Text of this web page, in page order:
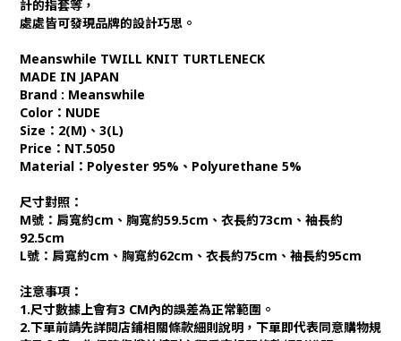
計的指套等，
處處皆可發現品牌的設計巧思。
Meanswhile TWILL KNIT TURTLENECK
MADE IN JAPAN
Brand : Meanswhile
Color：NUDE
Size：2(M)、3(L)
Price：NT.5050
Material：Polyester 95%、Polyurethane 5%
尺寸對照：
M號：肩寬約cm、胸寬約59.5cm、衣長約73cm、袖長約
92.5cm
L號：肩寬約cm、胸寬約62cm、衣長約75cm、袖長約95cm
注意事項：
1.尺寸數據上會有3 CM內的誤差為正常範圍。
2.下單前請先詳閱店鋪相關條款細則說明，下單即代表同意購物規